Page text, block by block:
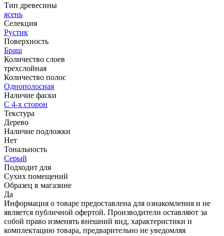
Тип древесины
ясень
Селекция
Рустик
Поверхность
Браш
Количество слоев
трехслойная
Количество полос
Однополосная
Наличие фаски
С 4-х сторон
Текстура
Дерево
Наличие подложки
Нет
Тональность
Серый
Подходит для
Сухих помещений
Образец в магазине
Да
Информация о товаре предоставлена для ознакомления и не
является публичной офертой. Производители оставляют за
собой право изменять внешний вид, характеристики и
комплектацию товара, предварительно не уведомляя